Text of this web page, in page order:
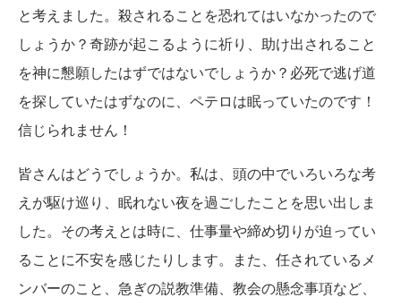
と考えました。殺されることを恐れてはいなかったので
しょうか？奇跡が起こるように祈り、助け出されること
を神に懇願したはずではないでしょうか？必死で逃げ道
を探していたはずなのに、ペテロは眠っていたのです！
信じられません！
皆さんはどうでしょうか。私は、頭の中でいろいろな考
えが駆け巡り、眠れない夜を過ごしたことを思い出しま
した。その考えとは時に、仕事量や締め切りが迫ってい
ることに不安を感じたりします。また、任されているメ
ンバーのこと、急ぎの説教準備、教会の懸念事項など、